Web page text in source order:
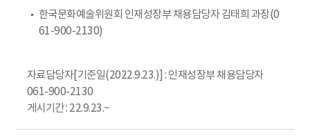
한국문화예술위원회 인재성장부 채용담당자 김태희 과장(0
61-900-2130)
자료담당자[기준일(2022.9.23.)] : 인재성장부 채용담당자
061-900-2130
게시기간 : 22.9.23.~